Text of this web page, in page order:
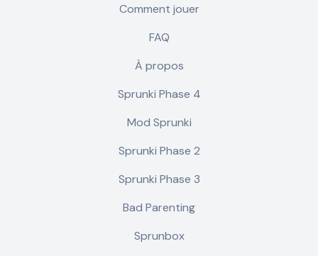
Comment jouer
FAQ
À propos
Sprunki Phase 4
Mod Sprunki
Sprunki Phase 2
Sprunki Phase 3
Bad Parenting
Sprunbox